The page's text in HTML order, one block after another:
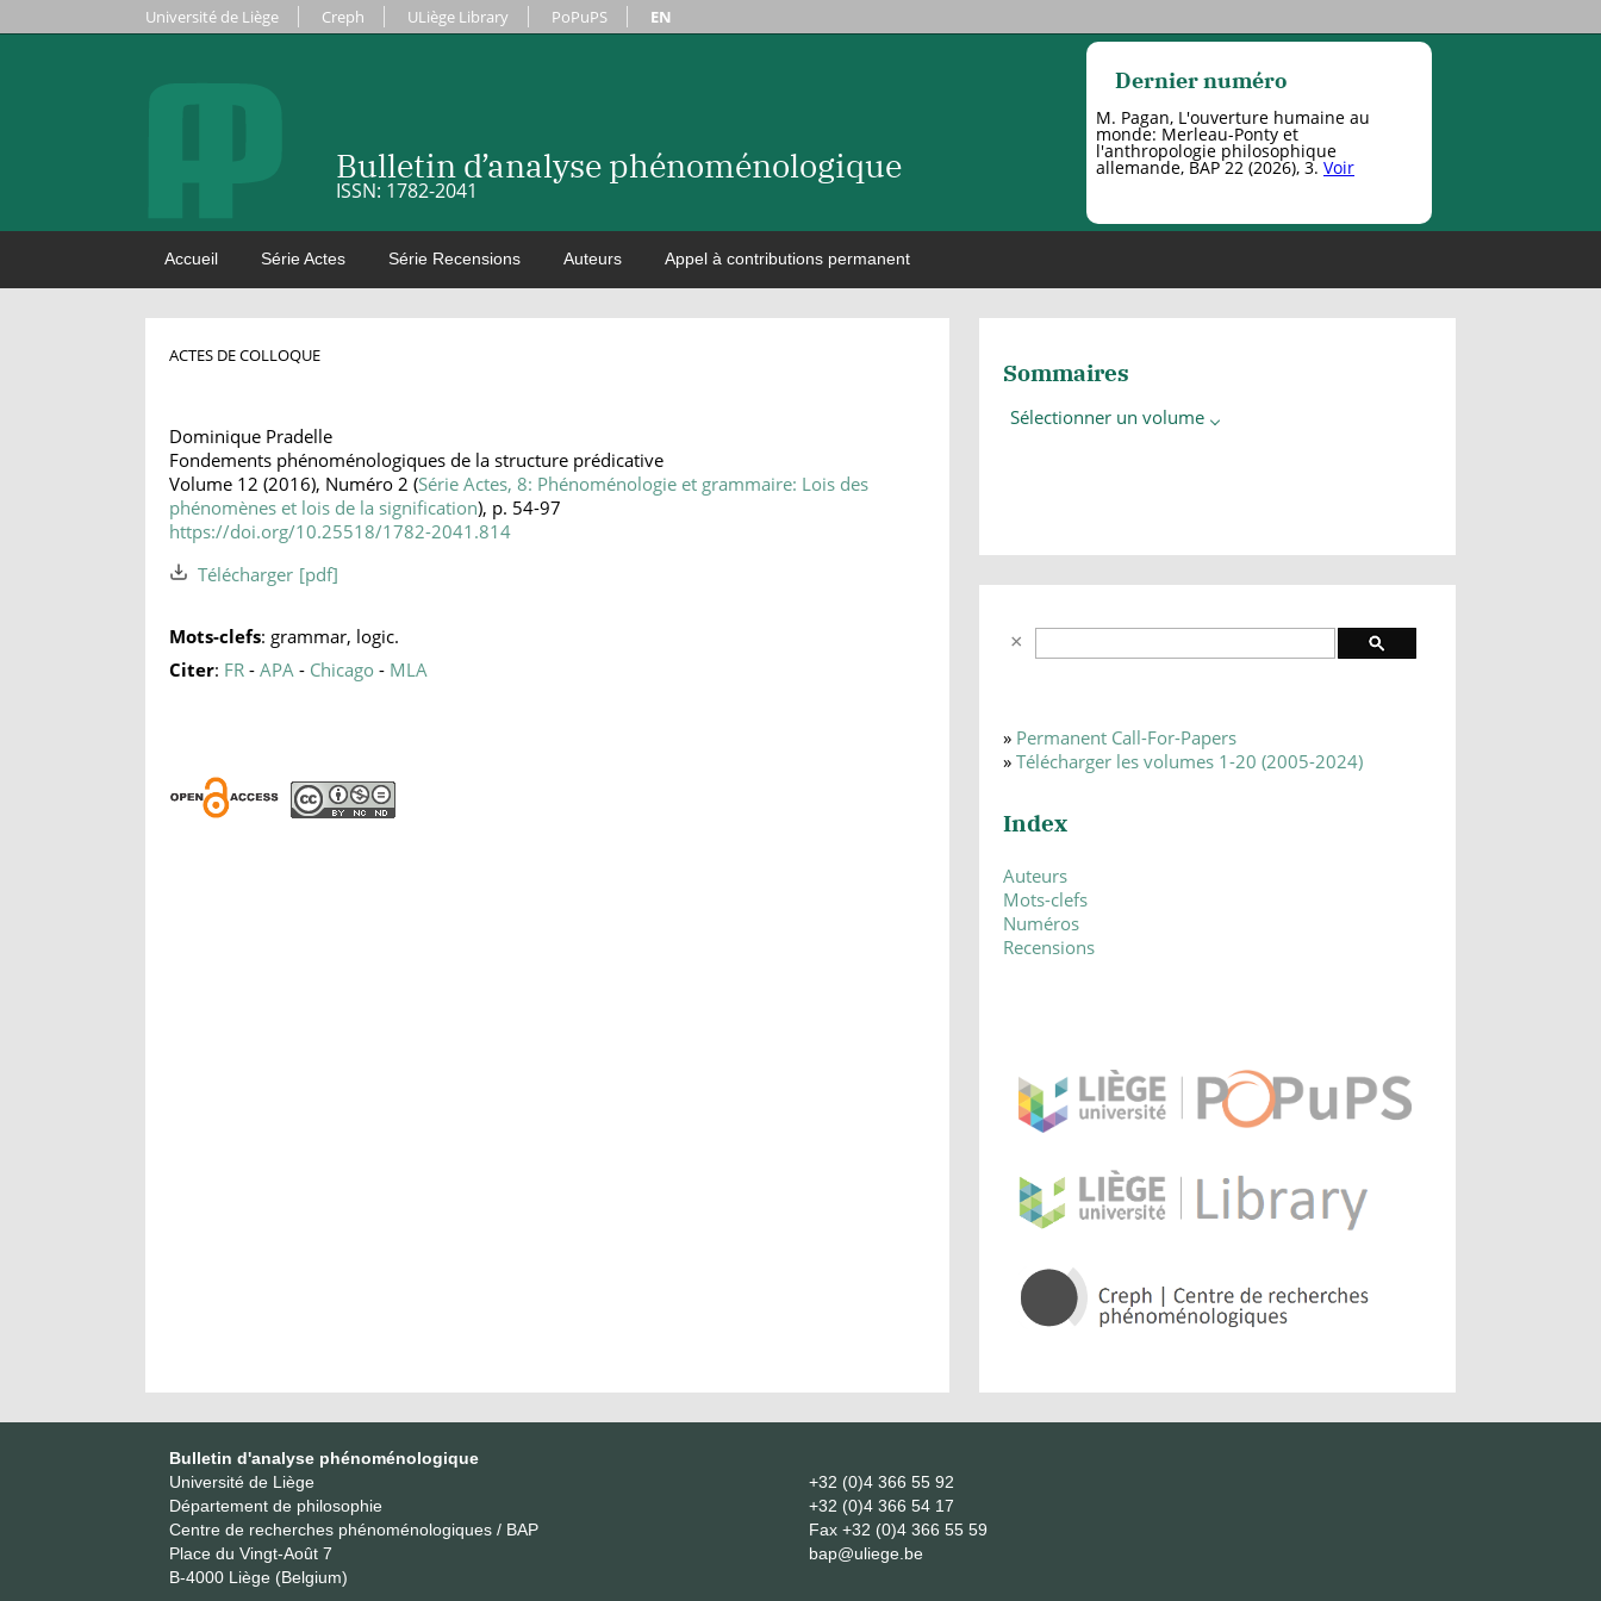
Université de Liège Creph ULiège Library PoPuPS EN
Bulletin d’analyse phénoménologique
ISSN: 1782-2041
Dernier numéro
M. Pagan, L'ouverture humaine au
monde: Merleau-Ponty et
l'anthropologie philosophique
allemande, BAP 22 (2026), 3. Voir
Accueil Série Actes Série Recensions Auteurs Appel à contributions permanent
ACTES DE COLLOQUE
Dominique Pradelle
Fondements phénoménologiques de la structure prédicative
Volume 12 (2016), Numéro 2 (Série Actes, 8: Phénoménologie et grammaire: Lois des
phénomènes et lois de la signification), p. 54-97
https://doi.org/10.25518/1782-2041.814
Télécharger
Mots-clefs: grammar, logic.
Citer: FR - APA - Chicago - MLA
Sommaires
Sélectionner un volume
» Permanent Call-For-Papers
» Télécharger les volumes 1-20 (2005-2024)
Index
Auteurs
Mots-clefs
Numéros
Recensions
Bulletin d'analyse phénoménologique
Université de Liège
Département de philosophie
Centre de recherches phénoménologiques / BAP
Place du Vingt-Août 7
B-4000 Liège (Belgium)
+32 (0)4 366 55 92
+32 (0)4 366 54 17
Fax +32 (0)4 366 55 59
bap@uliege.be